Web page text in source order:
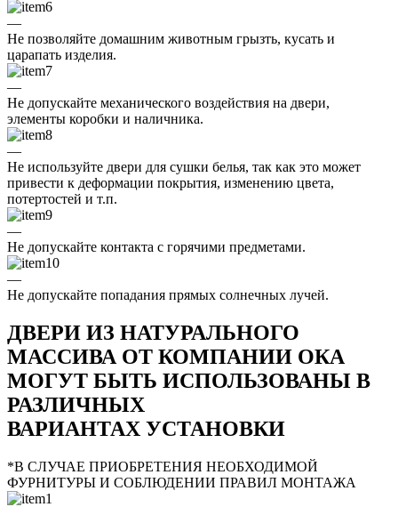
—
Не позволяйте домашним животным грызть, кусать и
царапать изделия.
—
Не допускайте механического воздействия на двери,
элементы коробки и наличника.
—
Не используйте двери для сушки белья, так как это может
привести к деформации покрытия, изменению цвета,
потертостей и т.п.
—
Не допускайте контакта с горячими предметами.
—
Не допускайте попадания прямых солнечных лучей.
ДВЕРИ ИЗ НАТУРАЛЬНОГО
МАССИВА ОТ КОМПАНИИ ОКА
МОГУТ БЫТЬ ИСПОЛЬЗОВАНЫ В
РАЗЛИЧНЫХ
ВАРИАНТАХ УСТАНОВКИ
*В СЛУЧАЕ ПРИОБРЕТЕНИЯ НЕОБХОДИМОЙ
ФУРНИТУРЫ И СОБЛЮДЕНИИ ПРАВИЛ МОНТАЖА